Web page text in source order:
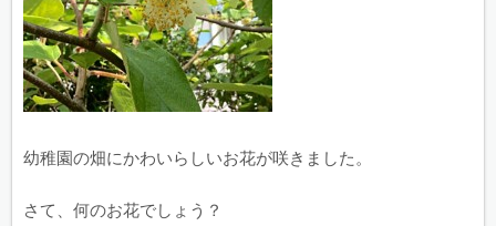
幼稚園の畑にかわいらしいお花が咲きました。
さて、何のお花でしょう？